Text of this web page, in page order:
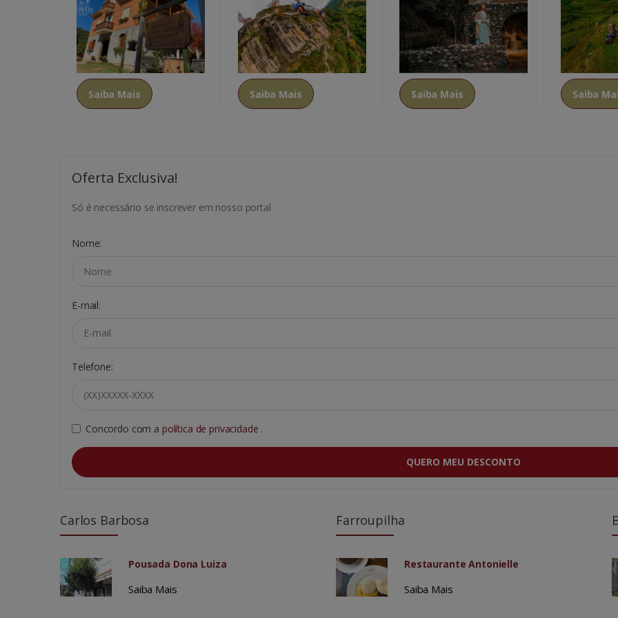
Saiba Mais Saiba Mais Saiba Mais Saiba
Oferta Exclusiva!
Só é necessário se inscrever em nosso portal
Nome:
E-mail:
Telefone:
Concordo com a política de privacidade .
QUERO MEU DESCONTO
Carlos Barbosa
Pousada Dona Luiza
Saiba Mais
Farroupilha
Restaurante Antonielle
Saiba Mais